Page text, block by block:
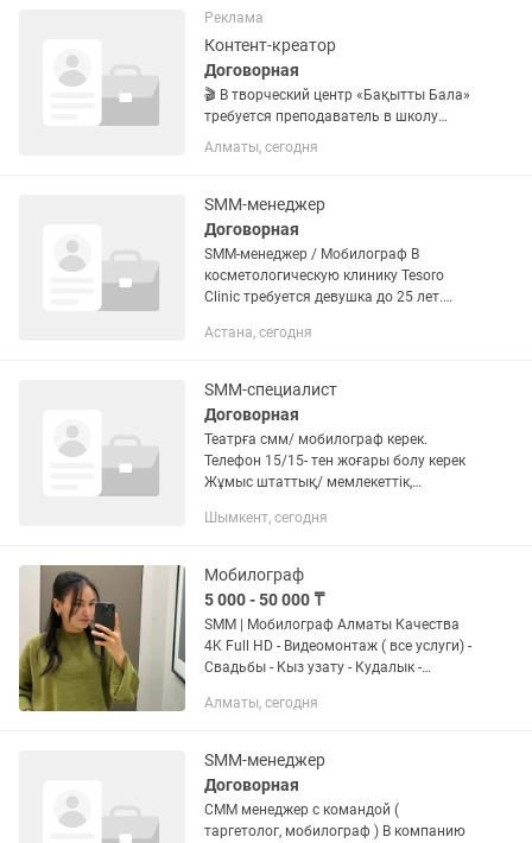
Реклама
Контент-креатор
Договорная
🎬 В творческий центр «Бақытты Бала»
требуется преподаватель в школу
блогеров для детей от 8 до 17 лет.
Обязанности: — обучение съёмке Reels
видео на телефоне; —...
Алматы, сегодня
SMM-менеджер
Договорная
SMM-менеджер / Мобилограф В
косметологическую клинику Tesoro
Clinic требуется девушка до 25 лет.
SMM и мобилографии приветствуется •
Астана, сегодня
SMM-специалист
Договорная
Театрға смм/ мобилограф керек.
Телефон 15/15- тен жоғары болу керек
Жұмыс штаттық/ мемлекеттік,
10:00-18:00 Телефон: Инста: Жұмыс
Шымкент, сегодня
Мобилограф
5 000 - 50 000 ₸
SMM | Мобилограф Алматы Качества
4K Full HD - Видеомонтаж ( все услуги) -
Свадьбы - Кыз узату - Кудалык -
рождения - Юбилеи - Тусау кесер -
Алматы, сегодня
SMM-менеджер
Договорная
СММ менеджер с командой (
таргетолог, мобилограф ) В компанию